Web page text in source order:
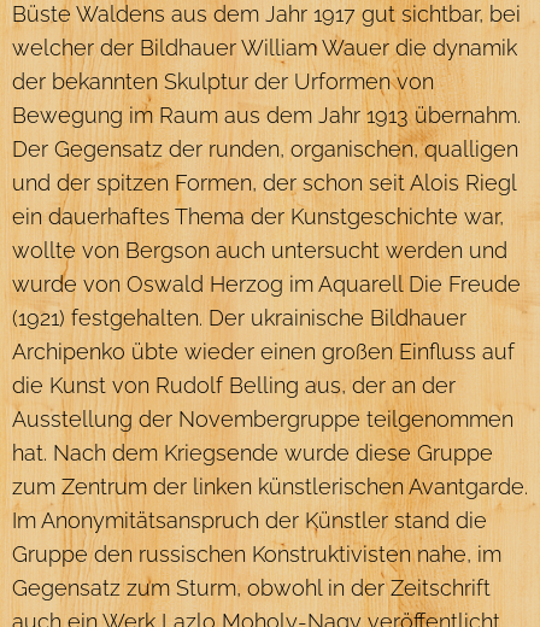
Büste Waldens aus dem Jahr 1917 gut sichtbar, bei
welcher der Bildhauer William Wauer die dynamik
der bekannten Skulptur der Urformen von
Bewegung im Raum aus dem Jahr 1913 übernahm.
Der Gegensatz der runden, organischen, qualligen
und der spitzen Formen, der schon seit Alois Riegl
ein dauerhaftes Thema der Kunstgeschichte war,
wollte von Bergson auch untersucht werden und
wurde von Oswald Herzog im Aquarell Die Freude
(1921) festgehalten. Der ukrainische Bildhauer
Archipenko übte wieder einen großen Einfluss auf
die Kunst von Rudolf Belling aus, der an der
Ausstellung der Novembergruppe teilgenommen
hat. Nach dem Kriegsende wurde diese Gruppe
zum Zentrum der linken künstlerischen Avantgarde.
Im Anonymitätsanspruch der Künstler stand die
Gruppe den russischen Konstruktivisten nahe, im
Gegensatz zum Sturm, obwohl in der Zeitschrift
auch ein Werk Lazlo Moholy-Nagy veröffentlicht